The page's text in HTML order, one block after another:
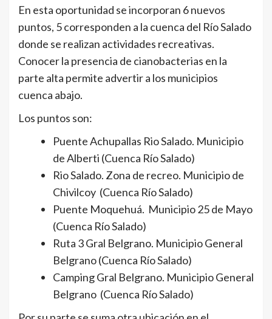
En esta oportunidad se incorporan 6 nuevos
puntos, 5 corresponden a la cuenca del Río Salado
donde se realizan actividades recreativas.
Conocer la presencia de cianobacterias en la
parte alta permite advertir a los municipios
cuenca abajo.
Los puntos son:
Puente Achupallas Rio Salado. Municipio
de Alberti (Cuenca Río Salado)
Rio Salado. Zona de recreo. Municipio de
Chivilcoy (Cuenca Río Salado)
Puente Moquehuá. Municipio 25 de Mayo
(Cuenca Río Salado)
Ruta 3 Gral Belgrano. Municipio General
Belgrano (Cuenca Río Salado)
Camping Gral Belgrano. Municipio General
Belgrano (Cuenca Río Salado)